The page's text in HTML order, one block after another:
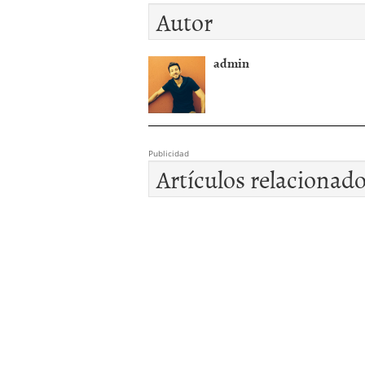
Autor
admin
Publicidad
Artículos